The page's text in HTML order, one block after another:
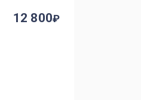
12 800